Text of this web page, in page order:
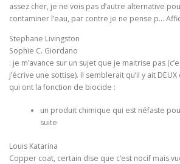
assez cher, je ne vois pas d’autre alternative
contaminer l’eau, par contre je ne pense p…
Stephane Livingston
Sophie C. Giordano
: je m’avance sur un sujet que je maitrise pas
j’écrive une sottise). Il semblerait qu’il y ait
qui ont la fonction de biocide :
un produit chimique qui est néfaste
suite
Louis Katarina
Copper coat, certain dise que c’est nocif mais